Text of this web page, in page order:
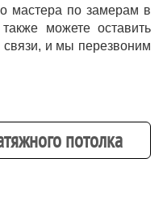
мастера по замерам в
можете оставить
и мы перезвоним
потолка